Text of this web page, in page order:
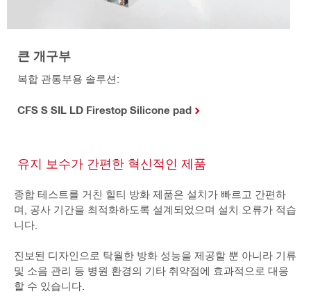
큰 개구부
복합 관통부용 솔루션:
CFS S SIL LD Firestop Silicone pad
유지 보수가 간편한 혁신적인 제품
종합 테스트를 거친 힐티 방화 제품은 설치가 빠르고 간편하
며, 공사 기간을 최적화하도록 설계되었으며 설치 오류가 적습
니다.
진보된 디자인으로 탁월한 방화 성능을 제공할 뿐 아니라 기류
및 소음 관리 등 병원 환경의 기타 취약점에 효과적으로 대응
할 수 있습니다.